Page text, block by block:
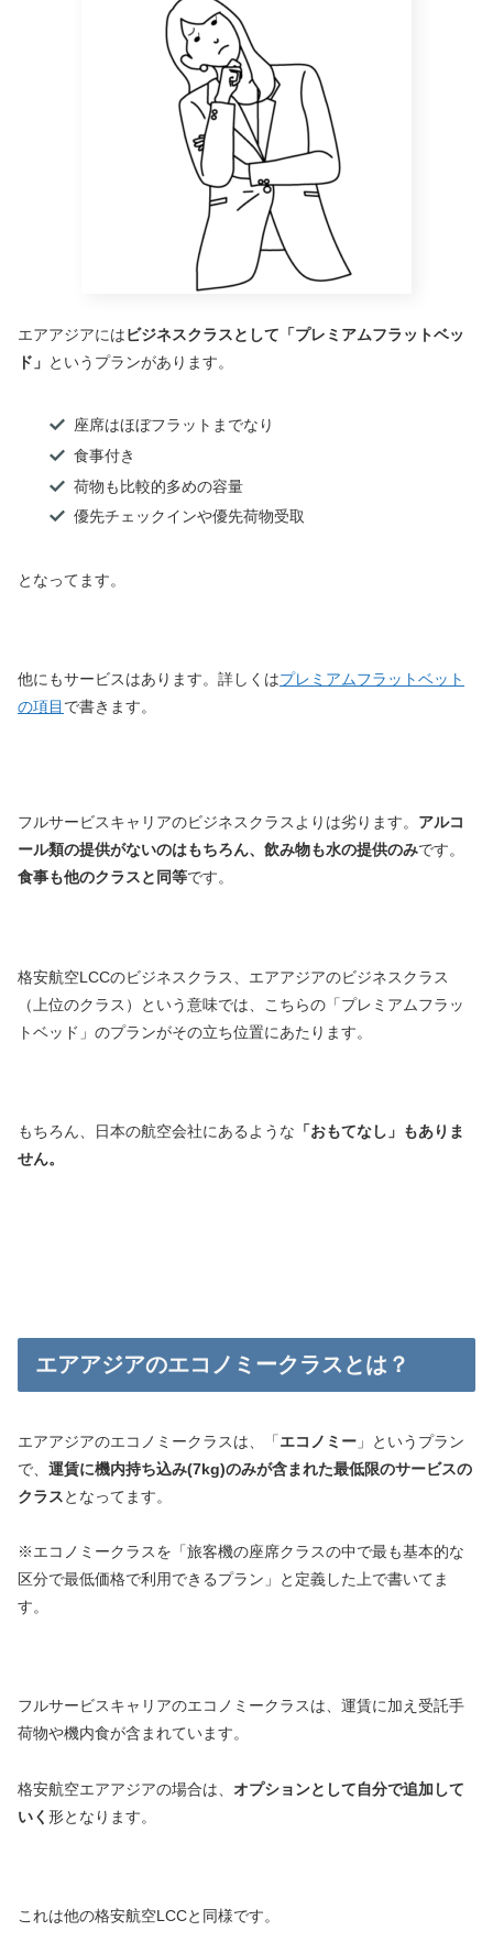
エアアジアにはビジネスクラスとして「プレミアムフラットベッ
ド」 というプランがあります。
座席はほぼフラットまでなり
食事付き
荷物も比較的多めの容量
優先チェックインや優先荷物受取
となってます。
他にもサービスはあります。詳しくはプレミアムフラットベット
の項目 で書きます。
フルサービスキャリアのビジネスクラスよりは劣ります。 アルコ
ール類の提供がないのはもちろん、飲み物も水の提供のみです。
食事も他のクラスと同等です。
格安航空LCCのビジネスクラス、エアアジアのビジネスクラス
（上位のクラス）という意味では、こちらの「プレミアムフラッ
トベッド」のプランがその立ち位置にあたります。
もちろん、日本の航空会社にあるような 「おもてなし」もありま
せん。
エアアジアのエコノミークラスとは？
エアアジアのエコノミークラスは、「エコノミー 」というプラン
で、 運賃に機内持ち込み(7kg)のみが含まれた最低限のサービスの
クラスとなってます。
※エコノミークラスを「旅客機の座席クラスの中で最も基本的な
区分で最低価格で利用できるプラン」と定義した上で書いてま
す。
フルサービスキャリアのエコノミークラスは、運賃に加え受託手
荷物や機内食が含まれています。
格安航空エアアジアの場合は、 オプションとして自分で追加して
いく 形となります。
これは他の格安航空LCCと同様です。